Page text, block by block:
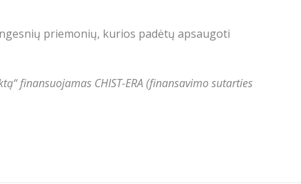
priemonių, kurios padėtų apsaugoti
finansuojamas CHIST-ERA (finansavimo sutarties